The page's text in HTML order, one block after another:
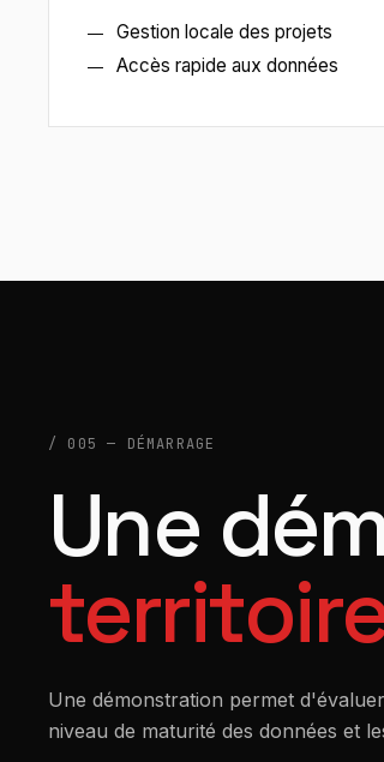
Gestion locale des projets
Accès rapide aux données
/ 005 — DÉMARRAGE
Une
Une démonstration permet
niveau de maturité des données et